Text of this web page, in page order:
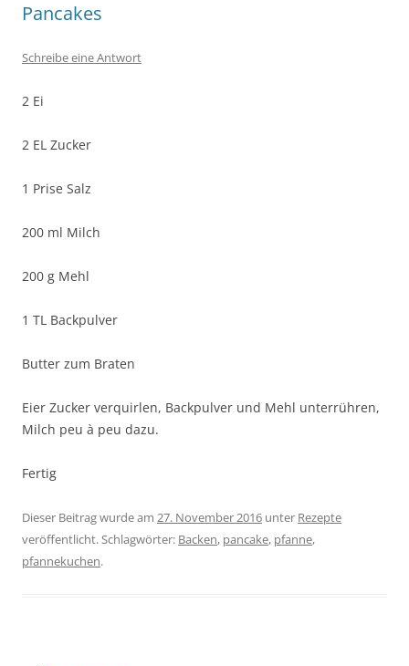
Pancakes
Schreibe eine Antwort
2 Ei
2 EL Zucker
1 Prise Salz
200 ml Milch
200 g Mehl
1 TL Backpulver
Butter zum Braten
Eier Zucker verquirlen, Backpulver und Mehl unterrühren,
Milch peu à peu dazu.
Fertig
Dieser Beitrag wurde am 27. November 2016 unter Rezepte
veröffentlicht. Schlagwörter: Backen, pancake, pfanne,
pfannekuchen.